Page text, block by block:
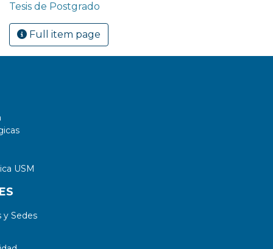
Tesis de Postgrado
Full item page
USM
Sedes